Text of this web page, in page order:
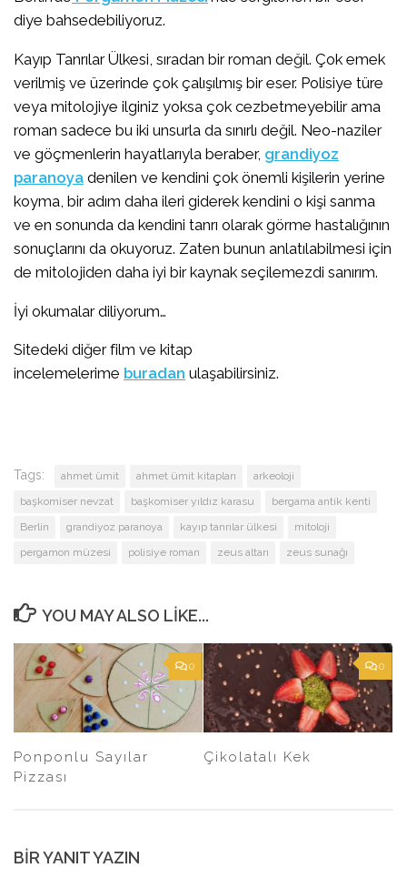
diye bahsedebiliyoruz.
Kayıp Tanrılar Ülkesi, sıradan bir roman değil. Çok emek
verilmiş ve üzerinde çok çalışılmış bir eser. Polisiye türe
veya mitolojiye ilginiz yoksa çok cezbetmeyebilir ama
roman sadece bu iki unsurla da sınırlı değil. Neo-naziler
ve göçmenlerin hayatlarıyla beraber, grandiyoz
paranoya denilen ve kendini çok önemli kişilerin yerine
koyma, bir adım daha ileri giderek kendini o kişi sanma
ve en sonunda da kendini tanrı olarak görme hastalığının
sonuçlarını da okuyoruz. Zaten bunun anlatılabilmesi için
de mitolojiden daha iyi bir kaynak seçilemezdi sanırım.
İyi okumalar diliyorum…
Sitedeki diğer film ve kitap
incelemelerime buradan ulaşabilirsiniz.
Tags: ahmet ümit ahmet ümit kitapları
arkeoloji
başkomiser nevzat
başkomiser yıldız karasu
bergama antik kenti
Berlin
grandiyoz paranoya kayıp tanrılar ülkesi
mitoloji
pergamon müzesi
polisiye roman zeus altarı zeus sunağı
YOU MAY ALSO LIKE...
0
Ponponlu Sayılar
Pizzası
0
Çikolatalı Kek
BIR YANIT YAZIN